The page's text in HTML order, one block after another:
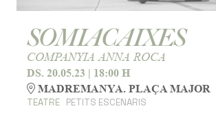
SOMIACAIXES
COMPANYIA ANNA ROCA
DS. 20.05.23 | 18:00 H
MADREMANYA. PLAÇA MAJOR
TEATRE PETITS ESCENARIS